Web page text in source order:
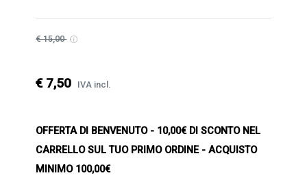
€ 15,00
€ 7,50 IVA incl.
OFFERTA DI BENVENUTO- 10,00€ DI SCONTO NEL
CARRELLO SUL TUO PRIMO ORDINE - ACQUISTO
MINIMO 100,00€